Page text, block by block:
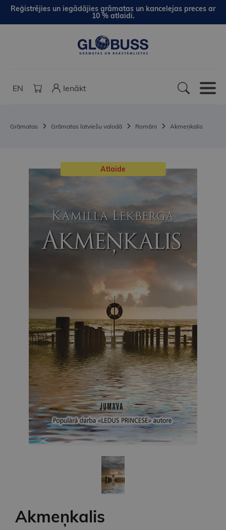
Reģistrējies un iegādājies grāmatas un kancelejas preces ar
10 % atlaidi.
EN Ienākt
Grāmatas Grāmatas latviešu valodā Romāni Akmeņkalis
Atlaide
Akmeņkalis